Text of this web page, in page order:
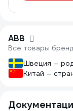
ABB
Все товары
Швеция —
Китай —